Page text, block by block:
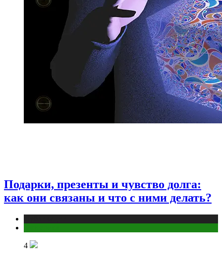
Подарки, презенты и чувство долга:
как они связаны и что с ними делать?
4